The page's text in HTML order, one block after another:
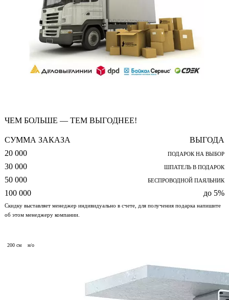
ЧЕМ БОЛЬШЕ — ТЕМ ВЫГОДНЕЕ!
СУММА ЗАКАЗА
ВЫГОДА
20 000
ПОДАРОК НА ВЫБОР
30 000 ШПАТЕЛЬ В ПОДАРОК
50 000 БЕСПРОВОДНОЙ ПАЯЛЬНИК
100 000 до 5%
Скидку выставляет менеджер индивидуально в счете, для получения подарка напишите
об этом менеджеру компании.
200 см н/о